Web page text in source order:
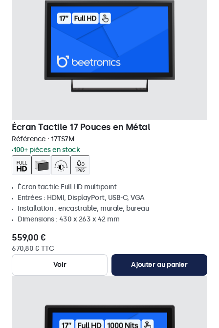
Écran Tactile 17 Pouces en Métal
Référence : 17TS7M
100+ pièces en stock
Écran tactile Full HD multipoint
Entrées : HDMI, DisplayPort, USB-C, VGA
Installation : encastrable, murale, bureau
Dimensions : 430 x 263 x 42 mm
559,00 €
670,80 € TTC
Voir
Ajouter au panier